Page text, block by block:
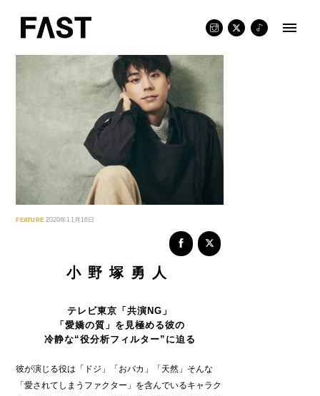
content
FEATURE 2020年11月16日
小野塚勇人
テレビ東京「共演NG」
「愛嬌の質」を見極める彼の
冷静な“役分析フィルター”に迫る
彼が演じる役は「ドジ」「おバカ」「天然」そんな
「愛されてしまうファクター」を含んでいるキャラク